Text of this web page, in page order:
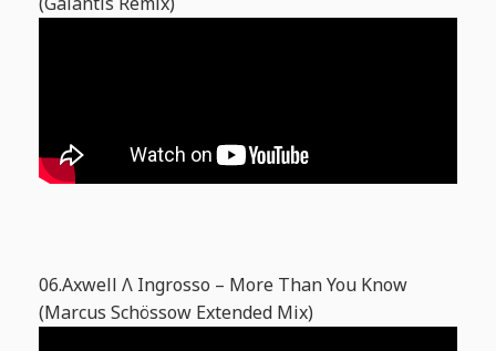
06.Axwell Λ Ingrosso – More Than You Know
(Marcus Schössow Extended Mix)